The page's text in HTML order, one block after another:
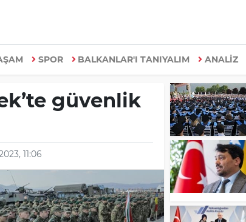
SPOR BALKANLAR'I TANIYALIM ANALİZ
güvenlik
11:06